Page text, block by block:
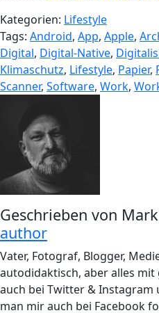
Kategorien: Lifestyle
Tags: Android, App, Apple,
Digital, Digital-Native,
Klimaschutz, Lifestyle, Papier,
Scanner, Software, Work,
Geschrieben von
author
Vater, Fotograf, Blogger,
autodidaktisch, aber alles mit
auch bei Twitter &
man mir auch bei Facebook